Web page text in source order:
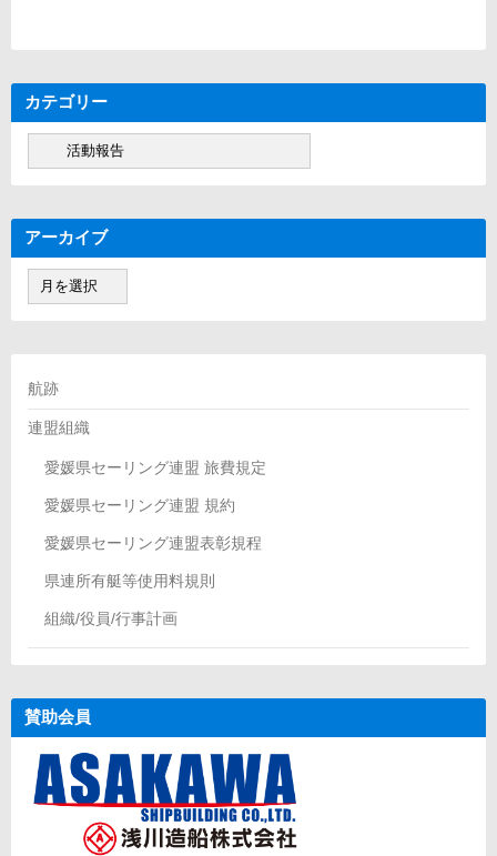
カテゴリー
ー
アーカイブ
ー
航跡
連盟組織
愛媛県セーリング連盟 旅費規定
愛媛県セーリング連盟 規約
愛媛県セーリング連盟表彰規程
県連所有艇等使用料規則
組織/役員/行事計画
賛助会員